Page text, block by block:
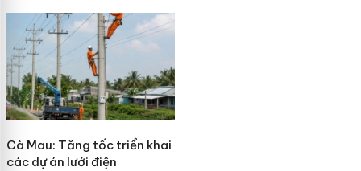
Cà Mau: Tăng tốc triển khai
các dự án lưới điện